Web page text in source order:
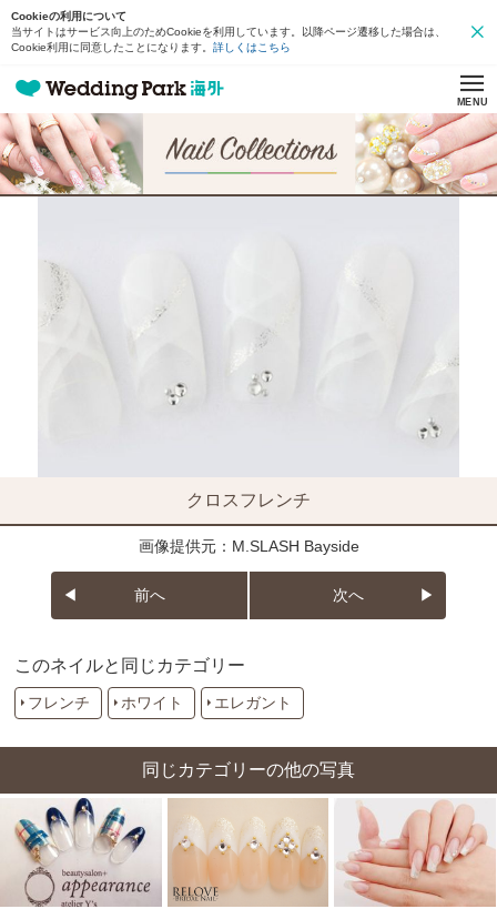
Cookieの利用について
当サイトはサービス向上のためCookieを利用しています。以降ページ遷移した場合は、
Cookie利用に同意したことになります。 詳しくはこちら
MENU
クロスフレンチ
画像提供元：M.SLASH Bayside
前へ 次へ
このネイルと同じカテゴリー
フレンチ ホワイト エレガント
同じカテゴリーの他の写真